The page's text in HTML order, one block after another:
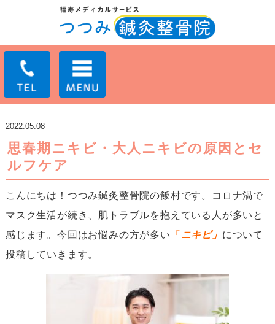
2022.05.08
思春期ニキビ・大人ニキビの原因とセ
ルフケア
こんにちは！つつみ鍼灸整骨院の飯村です。コロナ渦で
マスク生活が続き、肌トラブルを抱えている人が多いと
感じます。今回はお悩みの方が多い
「 ニキビ」 について
投稿していきます。